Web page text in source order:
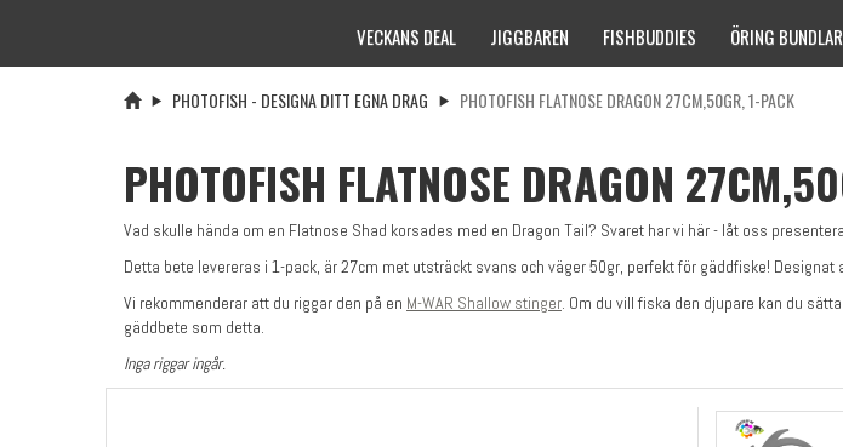
VECKANS DEAL
JIGGBAREN FISHBUDDIES ÖRING BUNDLAR
PHOTOFISH - DESIGNA DITT EGNA DRAG PHOTOFISH FLATNOSE DRAGON 27CM,50GR, 1-PACK
PHOTOFISH FLATNOSE DRAGON
Vad skulle hända om en Flatnose Shad korsades med en Dragon Tail? Svaret har vi här - låt oss
Detta bete levereras i 1-pack, är 27cm met utsträckt svans och väger 50gr, perfekt för gäddfiske!
Vi rekommenderar att du riggar den på en M-WAR Shallow stinger. Om du vill fiska den djupare kan du
gäddbete som detta.
Inga riggar ingår.